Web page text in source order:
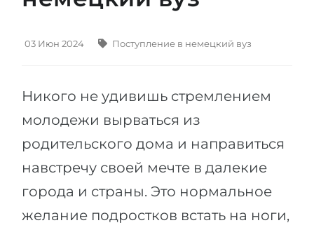
Языковая виза
ШТУДИЕНКОЛЛЕГ
Подготовка к вузу
Подготовка к штудиенколлег
Специальные курсы
Математика
Штудиенколлег
Школы 12 классов (NIS)
Колледжа
IB-Diploma
03 Июн 2024 Поступление в немецкий вуз
Никого не удивишь стремлением
молодежи вырваться из
родительского дома и направиться
навстречу своей мечте в далекие
города и страны. Это нормальное
желание подростков встать на ноги,